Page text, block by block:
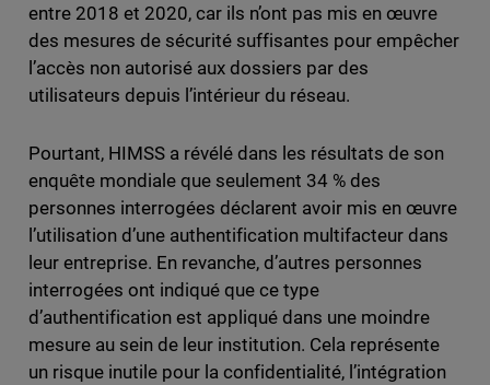
entre 2018 et 2020, car ils n’ont pas mis en œuvre
des mesures de sécurité suffisantes pour empêcher
l’accès non autorisé aux dossiers par des
utilisateurs depuis l’intérieur du réseau.
Pourtant, HIMSS a révélé dans les résultats de son
enquête mondiale que seulement 34 % des
personnes interrogées déclarent avoir mis en œuvre
l’utilisation d’une authentification multifacteur dans
leur entreprise. En revanche, d’autres personnes
interrogées ont indiqué que ce type
d’authentification est appliqué dans une moindre
mesure au sein de leur institution. Cela représente
un risque inutile pour la confidentialité, l’intégration